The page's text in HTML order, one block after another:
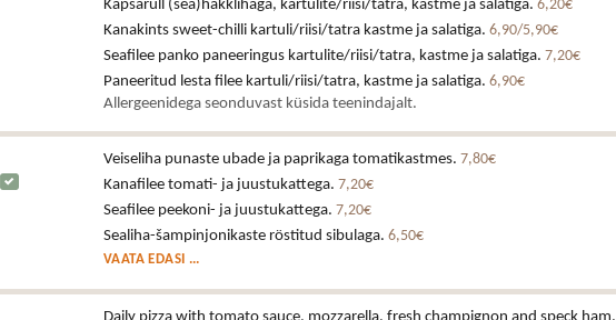
Kapsarull (sea)hakklihaga, kartulite/riisi/tatra, kastme ja salatiga. 6,20€
Kanakints sweet-chilli kartuli/riisi/tatra kastme ja salatiga. 6,90/5,90€
Seafilee panko paneeringus kartulite/riisi/tatra, kastme ja salatiga. 7,20€
Paneeritud lesta filee kartuli/riisi/tatra, kastme ja salatiga. 6,90€
Allergeenidega seonduvast küsida teenindajalt.
Veiseliha punaste ubade ja paprikaga tomatikastmes. 7,80€
Kanafilee tomati- ja juustukattega. 7,20€
Seafilee peekoni- ja juustukattega. 7,20€
Sealiha-šampinjonikaste röstitud sibulaga. 6,50€
VAATA EDASI ...